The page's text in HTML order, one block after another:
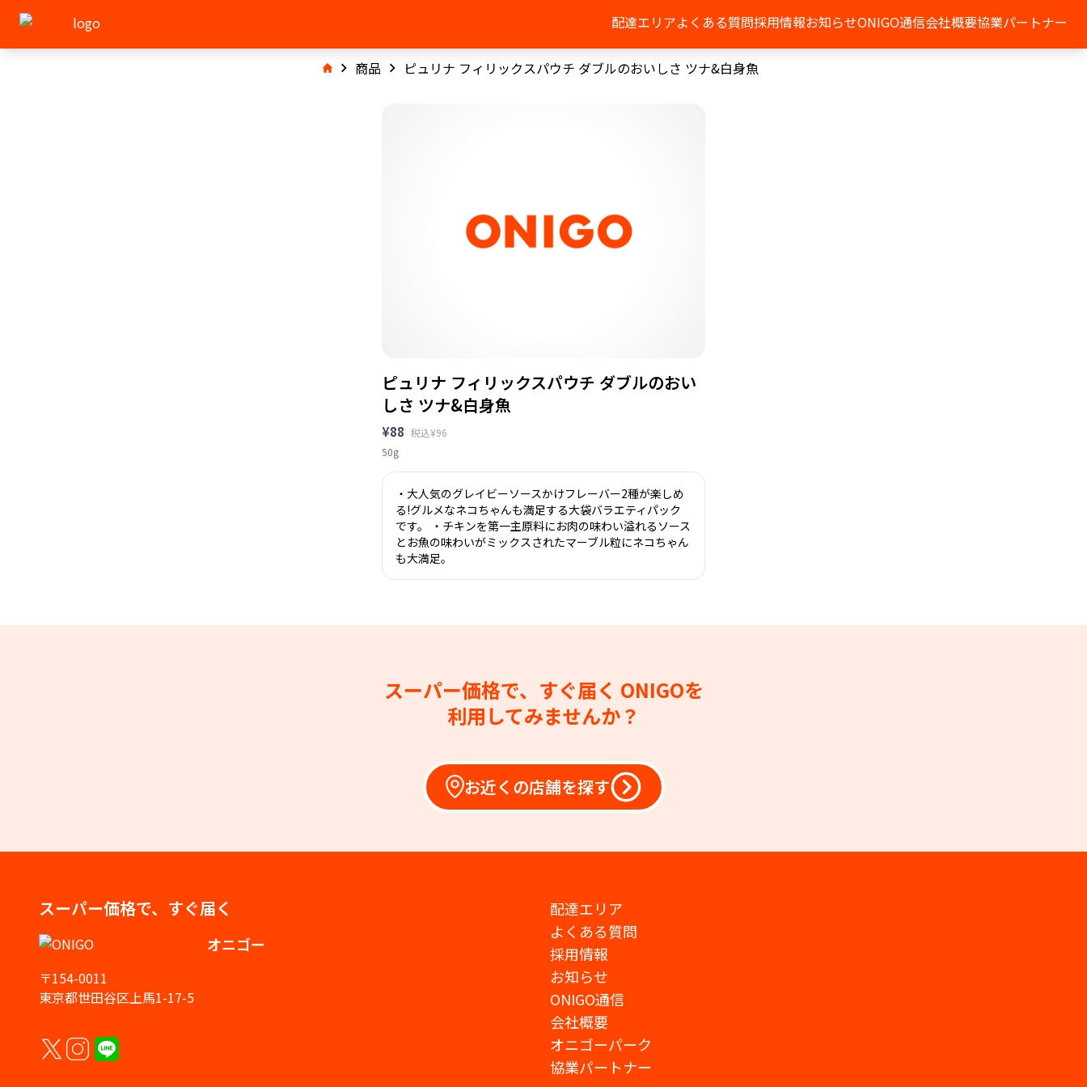
配達エリアよくある質問採用情報お知らせONIGO通信会社概要協業パートナー
商品 ピュリナ フィリックスパウチ ダブルのおいしさ ツナ&白身魚
ピュリナ フィリックスパウチ ダブルのおい
しさ ツナ&白身魚
¥88 税込¥96
50g
・大人気のグレイビーソースかけフレーバー2種が楽しめ
る!グルメなネコちゃんも満足する大袋バラエティパック
です。 ・チキンを第一主原料にお肉の味わい溢れるソース
とお魚の味わいがミックスされたマーブル粒にネコちゃん
も大満足。
スーパー価格で、すぐ届く ONIGOを
利用してみませんか？
お近くの店舗を探す
スーパー価格で、すぐ届く
オニゴー
〒154-0011
東京都世田谷区上馬1-17-5
配達エリア
よくある質問
採用情報
お知らせ
ONIGO通信
会社概要
オニゴーパーク
協業パートナー